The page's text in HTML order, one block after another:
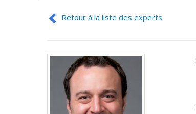
Retour à la liste des experts